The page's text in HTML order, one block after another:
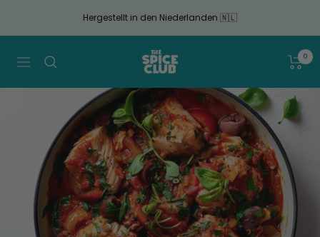
zum
Artikel
Hergestellt in den Niederlanden 🇳🇱
Navigation
The
Spice
Club
0